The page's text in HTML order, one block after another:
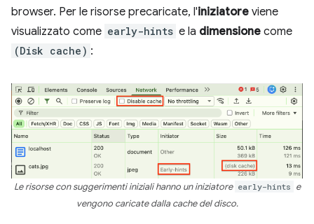
browser. Per le risorse precaricate, l'iniziatore viene
visualizzato come early-hints e la dimensione come
(Disk cache) :
Le risorse con suggerimenti iniziali hanno un iniziatore early-hints e
vengono caricate dalla cache del disco.